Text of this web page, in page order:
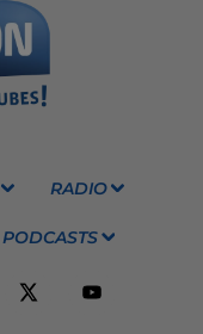
RADIO
PODCASTS